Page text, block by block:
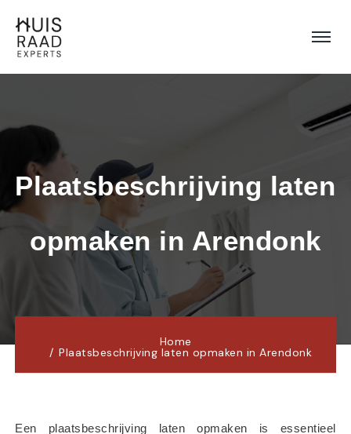
Plaatsbeschrijving laten
opmaken in Arendonk
Home
Plaatsbeschrijving laten opmaken in Arendonk
Een plaatsbeschrijving laten opmaken is essentieel